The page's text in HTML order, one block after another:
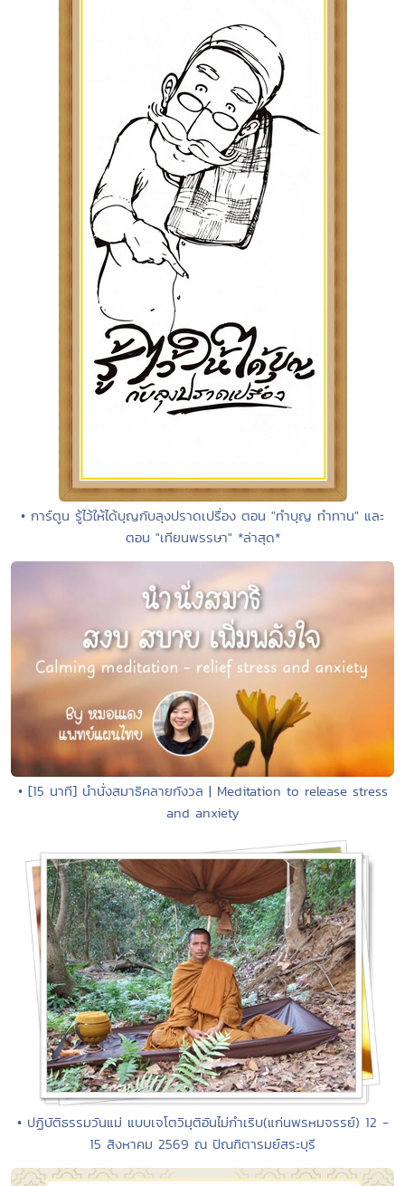
• การ์ตูน รู้ไว้ให้ได้บุญกับลุงปราดเปรื่อง ตอน "ทำบุญ ทำทาน" และ
ตอน "เทียนพรรษา" *ล่าสุด*
• [15 นาที] นำนั่งสมาธิคลายกังวล | Meditation to release stress
and anxiety
• ปฏิบัติธรรมวันแม่ แบบเจโตวิมุติอันไม่กำเริบ(แก่นพรหมจรรย์) 12 -
15 สิงหาคม 2569 ณ ปัณฑิตารมย์สระบุรี